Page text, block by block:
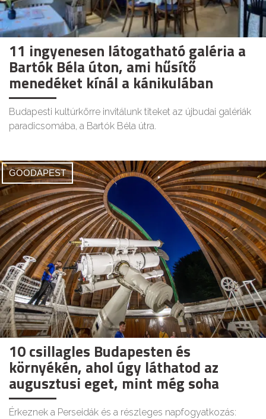
11 ingyenesen látogatható galéria a
Bartók Béla úton, ami hűsítő
menedéket kínál a kánikulában
Budapesti kultúrkörre invitálunk titeket az újbudai galériák
paradicsomába, a Bartók Béla útra.
GOODAPEST
10 csillagles Budapesten és
környékén, ahol úgy láthatod az
augusztusi eget, mint még soha
Érkeznek a Perseidák és a részleges napfogyatkozás: